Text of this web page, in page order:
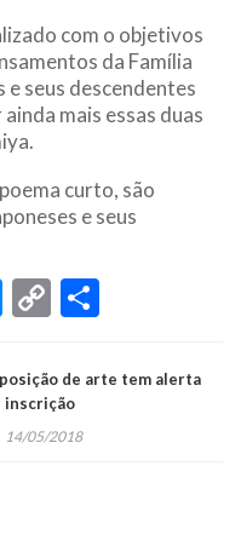
com o objetivos
da Família
e seus descendentes
mais essas duas
curto, são
e seus
Messenger
Copy
de arte tem alerta
inscrição
14/05/2018